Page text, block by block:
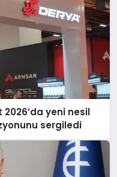
yeni nesil
sergiledi